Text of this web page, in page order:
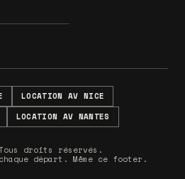
LOCATION AV NICE
LOCATION AV NANTES
Tous droits réservés.
départ. Même ce footer.